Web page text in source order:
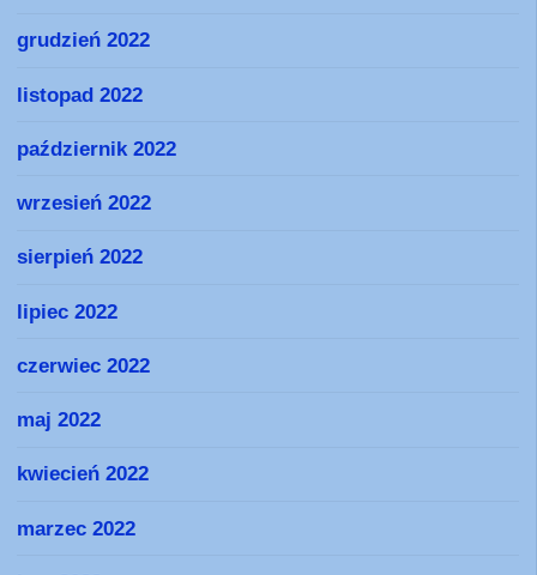
grudzień 2022
listopad 2022
październik 2022
wrzesień 2022
sierpień 2022
lipiec 2022
czerwiec 2022
maj 2022
kwiecień 2022
marzec 2022